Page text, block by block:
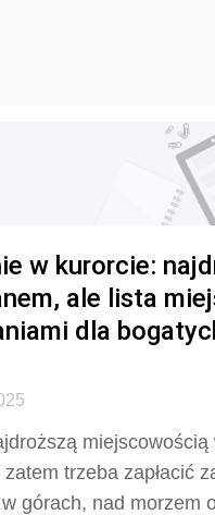
w kurorcie:
ale lista
dla
trzeba zapłacić
górach, nad morzem